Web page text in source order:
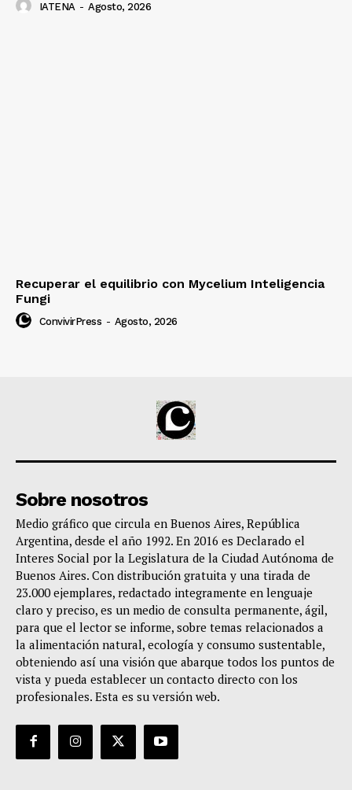
IATENA - Agosto, 2026
Recuperar el equilibrio con Mycelium Inteligencia
Fungi
ConvivirPress - Agosto, 2026
Sobre nosotros
Medio gráfico que circula en Buenos Aires, República
Argentina, desde el año 1992. En 2016 es Declarado el
Interes Social por la Legislatura de la Ciudad Autónoma de
Buenos Aires. Con distribución gratuita y una tirada de
23.000 ejemplares, redactado integramente en lenguaje
claro y preciso, es un medio de consulta permanente, ágil,
para que el lector se informe, sobre temas relacionados a
la alimentación natural, ecología y consumo sustentable,
obteniendo así una visión que abarque todos los puntos de
vista y pueda establecer un contacto directo con los
profesionales. Esta es su versión web.